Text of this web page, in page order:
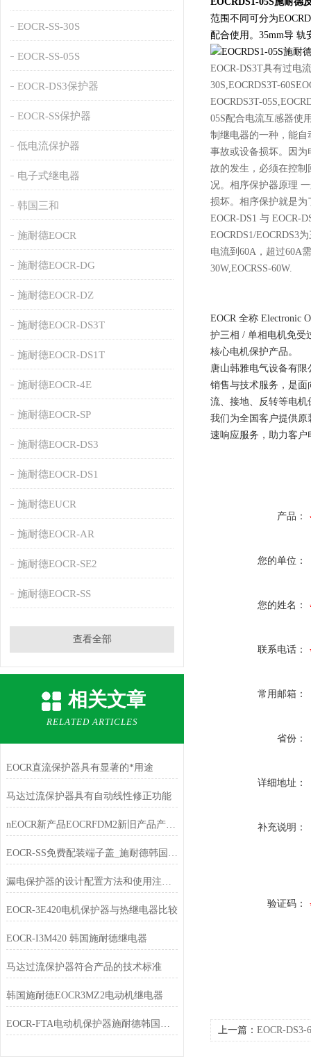
EOCR-SS-30S
EOCR-SS-05S
EOCR-DS3保护器
EOCR-SS保护器
低电流保护器
电子式继电器
韩国三和
施耐德EOCR
施耐德EOCR-DG
施耐德EOCR-DZ
施耐德EOCR-DS3T
施耐德EOCR-DS1T
施耐德EOCR-4E
施耐德EOCR-SP
施耐德EOCR-DS3
施耐德EOCR-DS1
施耐德EUCR
施耐德EOCR-AR
施耐德EOCR-SE2
施耐德EOCR-SS
查看全部
相关文章
RELATED ARTICLES
EOCR直流保护器具有显著的*用途
马达过流保护器具有自动线性修正功能
nEOCR新产品EOCRFDM2新旧产品产品订购代码对应表
EOCR-SS免费配装端子盖_施耐德韩国三和SAMWHA
漏电保护器的设计配置方法和使用注意事项
EOCR-3E420电机保护器与热继电器比较
EOCR-I3M420 韩国施耐德继电器
马达过流保护器符合产品的技术标准
韩国施耐德EOCR3MZ2电动机继电器
EOCR-FTA电动机保护器施耐德韩国三和SAMWHA
范围不同可分为
配合使用。35mm导
EOCR-DS3T具有过电
30S,EOCRDS3T-
EOCRDS3T-
05S配合电流互感器使
制继电器的一种，能
事故或设备损坏。因
故的发生，必须在控
况。相序保护器原理
损坏。相序保护就是
EOCR-DS1 与 EOCR-
EOCRDS1/EOCRDS3
电流到60A，超过60A
30W,EOCRSS-60W.
EOCR 全称 Electronic
护三相 / 单相电机免受
核心电机保护产品。
唐山韩雅电气设备有
销售与技术服务，是面
流、接地、反转等电
我们为全国客户提供
速响应服务，助力客
产品：
您的单位：
您的姓名：
联系电话：
常用邮箱：
省份：
详细地址：
补充说明：
验证码：
上一篇： EOCR-DS3-